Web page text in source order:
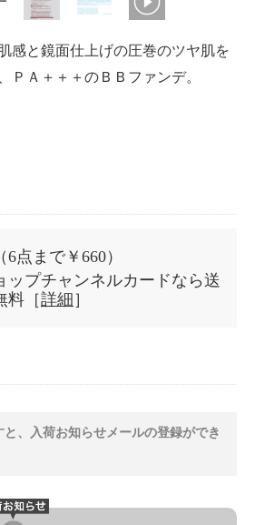
感と鏡面仕上げの圧巻のツヤ肌を
ＰＡ＋＋＋のＢＢファンデ。
（6点まで￥660）
ップチャンネルカードなら送
料［詳細 ］
と、入荷お知らせメールの登録ができ